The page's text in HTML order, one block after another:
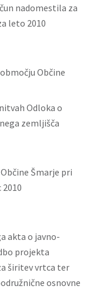
nadomestila za
leto 2010
Občine
Odloka o
zemljišča
Šmarje pri
akta o javno-
projekta
širitev vrtca ter
osnovne